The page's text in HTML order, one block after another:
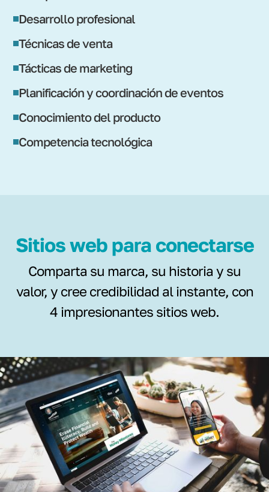
Desarrollo profesional
Técnicas de venta
Tácticas de marketing
Planificación y coordinación de eventos
Conocimiento del producto
Competencia tecnológica
Sitios web para conectarse
Comparta su marca, su historia y su
valor, y cree credibilidad al instante, con
4 impresionantes sitios web.